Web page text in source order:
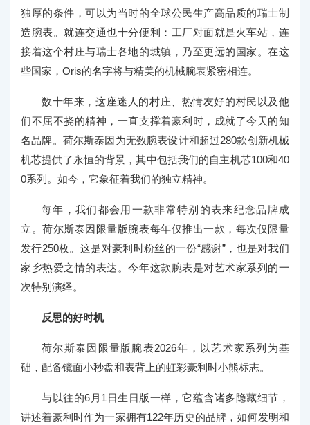
独厚的条件，可以为当时的全球公民生产高品质的瑞士制
造腕表。就连交通也十分便利：工厂对面就是火车站，连
接着这个村庄与瑞士各地的城镇，乃至更远的国家。在这
些国家，Oris的名字将与精美的机械腕表紧密相连。
数十年来，这座迷人的村庄、热情友好的村民以及他
们不屈不挠的精神，一直支撑着豪利时，成就了今天的知
名品牌。荷尔斯泰因为无数腕表设计和超过280款创新机械
机芯提供了永恒的背景，其中包括我们的自主机芯100和40
0系列。如今，它象征着我们的独立精神。
每年，我们都会用一款非常特别的表来纪念品牌成
立。荷尔斯泰因限量版腕表每年仅推出一款，每次仅限量
发行250枚。这是对豪利时粉丝的一份“感谢”，也是对我们
家乡热爱之情的表达。今年这款腕表是对艺术家系列的一
次特别演绎。
反思的好时机
荷尔斯泰因限量版腕表2026年，以艺术家系列为基
础，配备镜面小秒盘和表背上的虹彩豪利时小熊标志。
与以往的6月1日生日版一样，它蕴含诸多隐藏细节，
讲述着豪利时作为一家拥有122年历史的品牌，如何发明和